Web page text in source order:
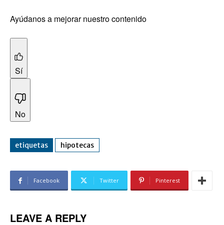
Ayúdanos a mejorar nuestro contenido
Sí
No
etiquetas hipotecas
Facebook Twitter Pinterest
LEAVE A REPLY